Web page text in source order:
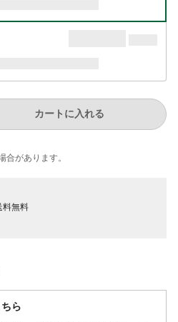
カートに入れる
が​あります。
料無料
ら